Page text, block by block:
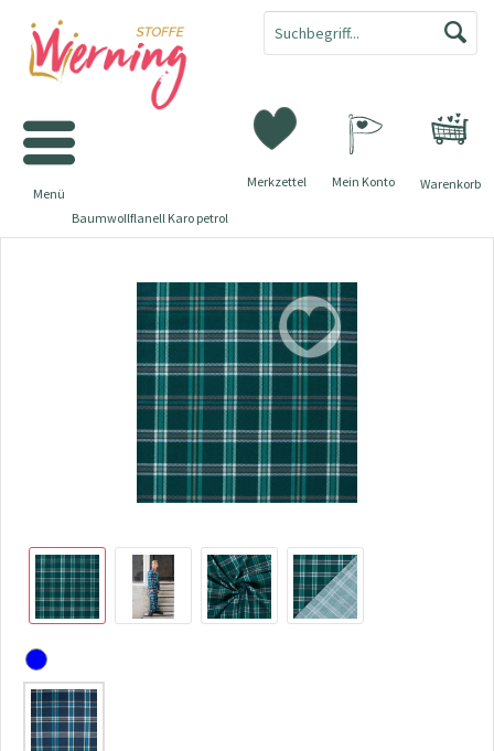
Warenkorb
Merkzettel Mein Konto
Menü
Baumwollflanell Karo petrol